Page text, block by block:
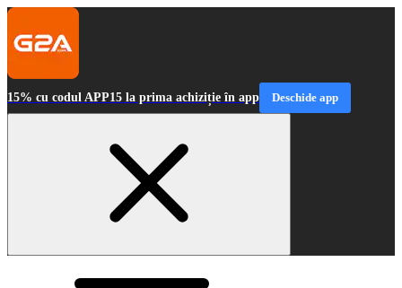
15% cu codul APP15 la prima achiziție în app Deschide app